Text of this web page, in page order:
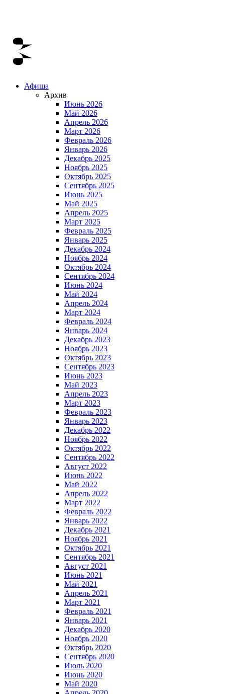
Афиша
Архив
Июнь 2026
Май 2026
Апрель 2026
Март 2026
Февраль 2026
Январь 2026
Декабрь 2025
Ноябрь 2025
Октябрь 2025
Сентябрь 2025
Июнь 2025
Май 2025
Апрель 2025
Март 2025
Февраль 2025
Январь 2025
Декабрь 2024
Ноябрь 2024
Октябрь 2024
Сентябрь 2024
Июнь 2024
Май 2024
Апрель 2024
Март 2024
Февраль 2024
Январь 2024
Декабрь 2023
Ноябрь 2023
Октябрь 2023
Сентябрь 2023
Июнь 2023
Май 2023
Апрель 2023
Март 2023
Февраль 2023
Январь 2023
Декабрь 2022
Ноябрь 2022
Октябрь 2022
Сентябрь 2022
Август 2022
Июнь 2022
Май 2022
Апрель 2022
Март 2022
Февраль 2022
Январь 2022
Декабрь 2021
Ноябрь 2021
Октябрь 2021
Сентябрь 2021
Август 2021
Июнь 2021
Май 2021
Апрель 2021
Март 2021
Февраль 2021
Январь 2021
Декабрь 2020
Ноябрь 2020
Октябрь 2020
Сентябрь 2020
Июль 2020
Июнь 2020
Май 2020